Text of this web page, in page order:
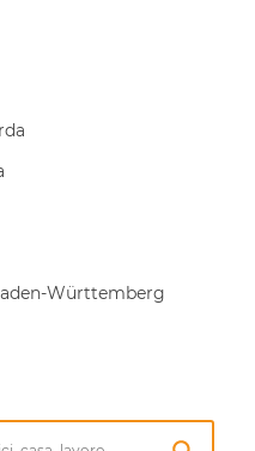
Württemberg